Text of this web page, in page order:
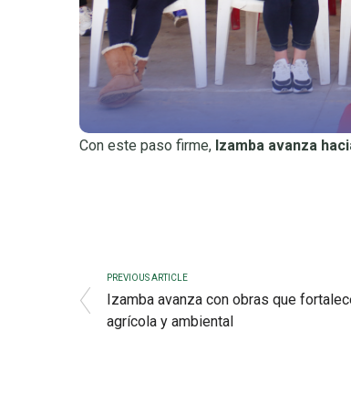
Con este paso firme, Izamba avanza
PREVIOUS ARTICLE
Izamba avanza con obras que
agrícola y ambiental